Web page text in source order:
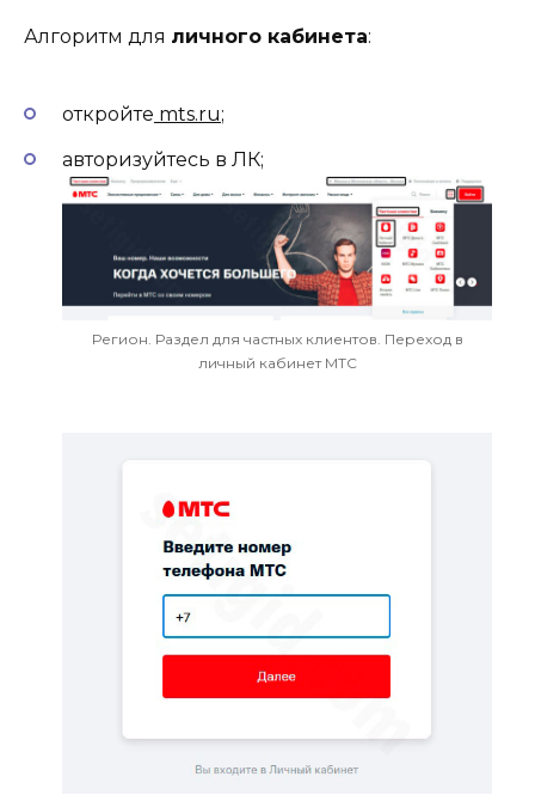
Алгоритм для личного кабинета:
откройте mts.ru;
авторизуйтесь в ЛК;
Регион. Раздел для частных клиентов. Переход в
личный кабинет МТС